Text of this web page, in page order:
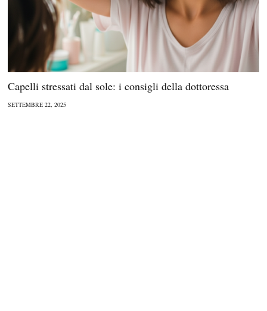
Capelli stressati dal sole: i consigli della dottoressa
SETTEMBRE 22, 2025